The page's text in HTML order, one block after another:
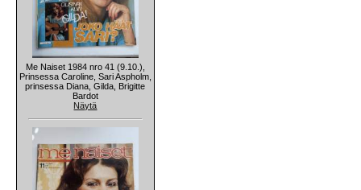
Me Naiset 1984 nro 41 (9.10.),
Prinsessa Caroline, Sari Aspholm,
prinsessa Diana, Gilda, Brigitte
Bardot
Näytä